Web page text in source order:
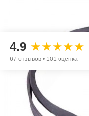
4.9 ★★★★★
67 отзывов • 101 оценка